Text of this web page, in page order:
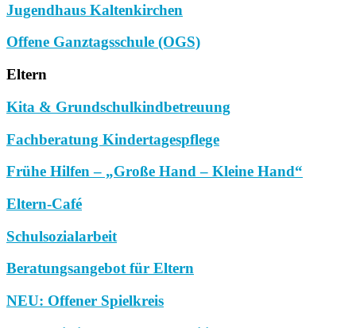
Jugendhaus Kaltenkirchen
Offene Ganztagsschule (OGS)
Eltern
Kita & Grundschulkindbetreuung
Fachberatung Kindertagespflege
Frühe Hilfen – „Große Hand – Kleine Hand“
Eltern-Café
Schulsozialarbeit
Beratungsangebot für Eltern
NEU: Offener Spielkreis